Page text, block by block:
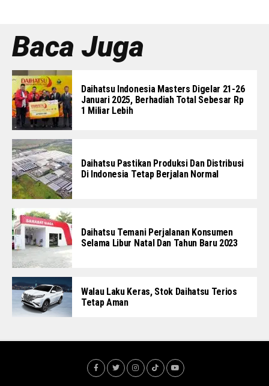
Baca Juga
Daihatsu Indonesia Masters Digelar 21-26
Januari 2025, Berhadiah Total Sebesar Rp
1 Miliar Lebih
Daihatsu Pastikan Produksi Dan Distribusi
Di Indonesia Tetap Berjalan Normal
Daihatsu Temani Perjalanan Konsumen
Selama Libur Natal Dan Tahun Baru 2023
Walau Laku Keras, Stok Daihatsu Terios
Tetap Aman